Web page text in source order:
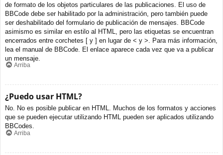
de formato de los objetos particulares de las publicaciones. El uso de
BBCode debe ser habilitado por la administración, pero también puede
ser deshabilitado del formulario de publicación de mensajes. BBCode
asimismo es similar en estilo al HTML, pero las etiquetas se encuentran
encerrados entre corchetes [ y ] en lugar de < y >. Para más información,
lea el manual de BBCode. El enlace aparece cada vez que va a publicar
un mensaje.
Arriba
¿Puedo usar HTML?
No. No es posible publicar en HTML. Muchos de los formatos y acciones
que se pueden ejecutar utilizando HTML pueden ser aplicados utilizando
BBCodes.
Arriba